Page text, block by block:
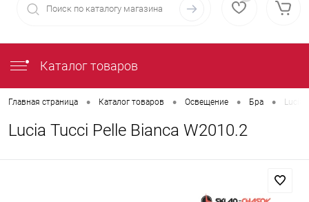
Каталог товаров
Главная страница • Каталог товаров • Освещение • Бра • Lucia
Lucia Tucci Pelle Bianca W2010.2